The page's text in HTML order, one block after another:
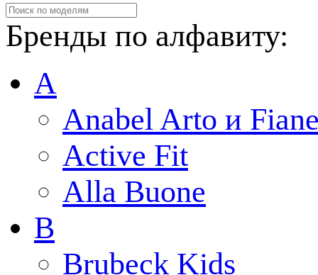
Бренды по алфавиту:
A
Anabel Arto и
Active Fit
Alla Buone
B
Brubeck Kids